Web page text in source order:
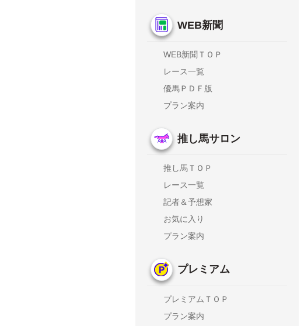
WEB新聞
WEB新聞ＴＯＰ
レース一覧
優馬ＰＤＦ版
プラン案内
推し馬サロン
推し馬ＴＯＰ
レース一覧
記者＆予想家
お気に入り
プラン案内
プレミアム
プレミアムＴＯＰ
プラン案内